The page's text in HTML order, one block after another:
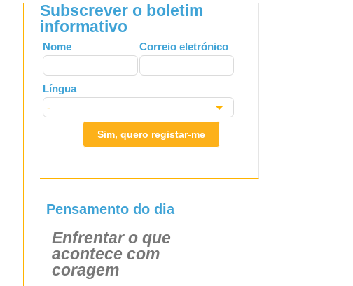
Subscrever o boletim
informativo
Leave
this
field
blank
Nome Correio eletrónico
Língua
Sim, quero registar-me
Pensamento do dia
Enfrentar o que
acontece com
coragem